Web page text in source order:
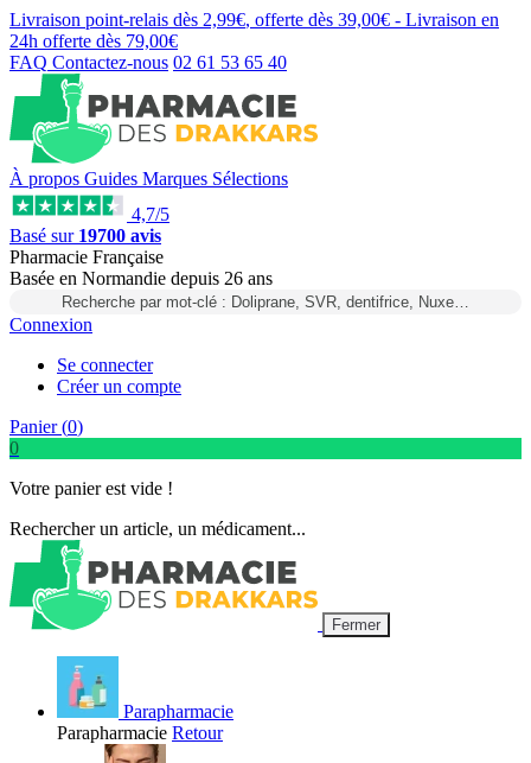
Livraison point-relais dès 2,99€, offerte dès 39,00€ - Livraison en
24h offerte dès 79,00€
FAQ Contactez-nous 02 61 53 65 40
À propos Guides Marques Sélections
4,7/5
Basé sur 19700 avis
Pharmacie Française
Basée en Normandie depuis 26 ans
Recherche par mot-clé : Doliprane, SVR, dentifrice, Nuxe…
Connexion
Se connecter
Créer un compte
Panier (0)
0
Votre panier est vide !
Rechercher un article, un médicament...
Fermer
Parapharmacie
Parapharmacie Retour